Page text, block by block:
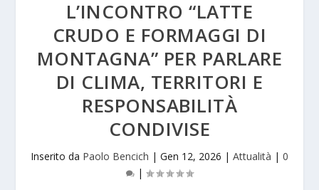
L’INCONTRO “LATTE
CRUDO E FORMAGGI DI
MONTAGNA” PER PARLARE
DI CLIMA, TERRITORI E
RESPONSABILITÀ
CONDIVISE
Inserito da Paolo Bencich | Gen 12, 2026 | Attualità | 0
|